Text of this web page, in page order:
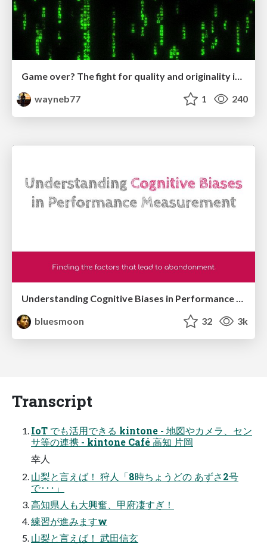
Game over? The fight for quality and originality in the time of robots
wayneb77
1 240
bluesmoon
32 3k
Transcript
IoT でも活用できる kintone - 地図やカメラ、セン
サ等の連携 - kintone Café 高知 片岡
幸人
山梨と言えば！ 狩人「8時ちょうどの あずさ2号
で･･･」
高知県人も大興奮、甲府凄すぎ！
練習が進みますw
山梨と言えば！ 武田信玄